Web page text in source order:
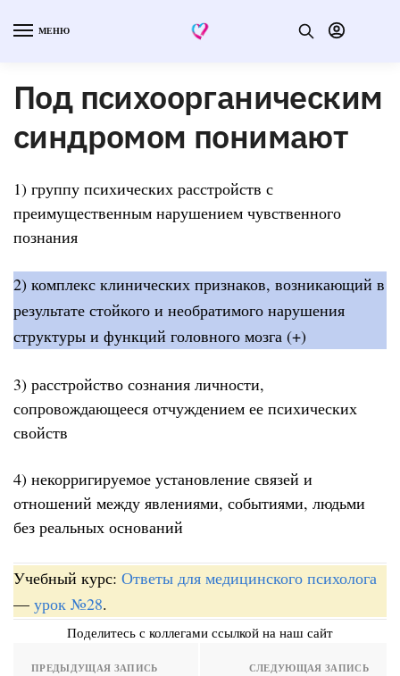
МЕНЮ
Под психоорганическим
синдромом понимают
1) группу психических расстройств с
преимущественным нарушением чувственного
познания
2) комплекс клинических признаков, возникающий в
результате стойкого и необратимого нарушения
структуры и функций головного мозга (+)
3) расстройство сознания личности,
сопровождающееся отчуждением ее психических
свойств
4) некорригируемое установление связей и
отношений между явлениями, событиями, людьми
без реальных оснований
Учебный курс: Ответы для медицинского психолога
— урок №28.
Поделитесь с коллегами ссылкой на наш сайт
ПРЕДЫДУЩАЯ ЗАПИСЬ СЛЕДУЮЩАЯ ЗАПИСЬ